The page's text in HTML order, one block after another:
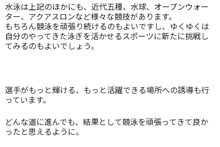
水泳は上記のほかにも、近代五種、水球、オープンウォー
ター、アクアスロンなど様々な競技があります。
もちろん競泳を頑張り続けるのもよいですし、ゆくゆくは
自分のやってきた泳ぎを活かせるスポーツに新たに挑戦し
てみるのもよいでしょう。
選手がもっと輝ける、もっと活躍できる場所への誘導も行
っています。
どんな道に進んでも、結果として競泳を頑張ってきて良か
ったと思えるように。